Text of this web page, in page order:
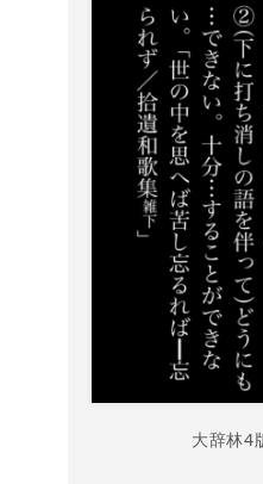
大辞林4